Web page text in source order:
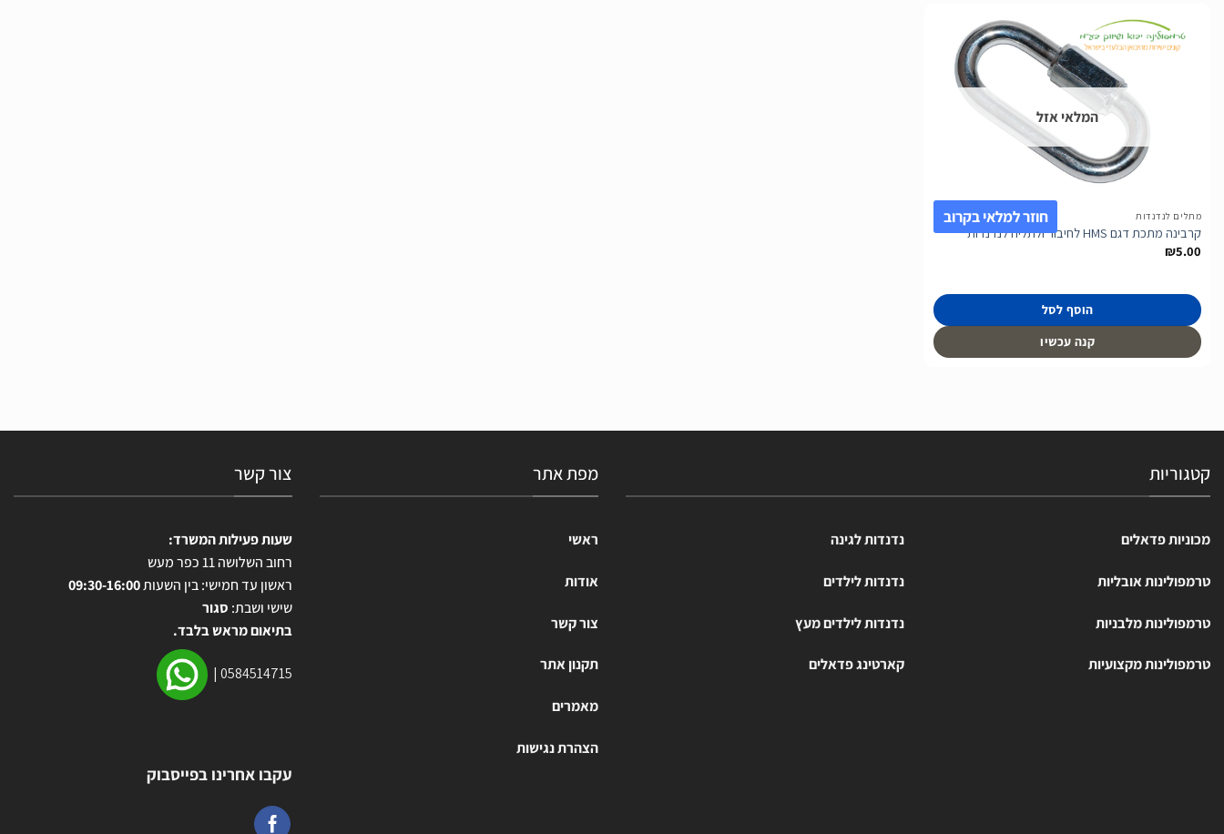
הוסף
המלאי אזל
חוזר למלאי בקרוב מתלים לנדנדות
קרבינה מתכת דגם HMS לחיבור ולתליה לנדנדות
₪5.00
הוסף לסל
קנה עכשיו
קטגוריות
מכוניות פדאלים
טרמפולינות אובליות
טרמפולינות מלבניות
טרמפולינות מקצועיות
נדנדות לגינה
נדנדות לילדים
נדנדות לילדים מעץ
קארטינג פדאלים
מפת אתר
ראשי
אודות
צור קשר
תקנון אתר
מאמרים
הצהרת נגישות
צור קשר
שעות פעילות המשרד:
רחוב השלושה 11 כפר מעש
ראשון עד חמישי: בין השעות09:30-16:00
שישי ושבת: סגור
בתיאום מראש בלבד.
0584514715
|
עקבו אחרינו בפייסבוק